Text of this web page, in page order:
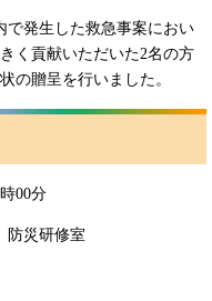
発生した救急事案におい
く貢献いただいた2名の方
の贈呈を行いました。
00分
災研修室